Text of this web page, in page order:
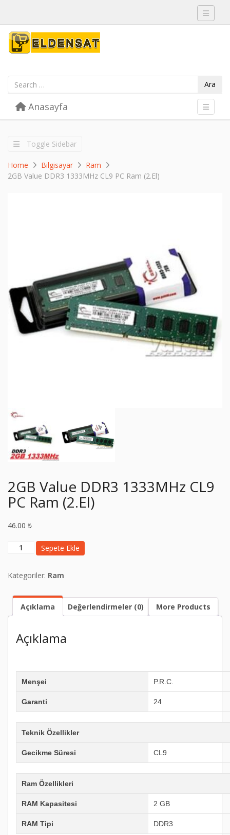
Toggle
Ara
Menu Toggle
Anasayfa
Toggle Sidebar
Home Bilgisayar
Ram
2GB Value DDR3 1333MHz CL9 PC Ram (2.El)
2GB Value DDR3 1333MHz CL9
PC Ram (2.El)
46.00 ₺
2GB
1333MHz
PC
Ram
adet
Sepete Ekle
Kategoriler: Ram
Açıklama Değerlendirmeler (0) More Products
Açıklama
Menşei P.R.C.
Garanti 24
Teknik Özellikler
Gecikme Süresi CL9
Ram Özellikleri
RAM Kapasitesi 2 GB
RAM Tipi DDR3